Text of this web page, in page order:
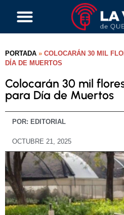
PORTADA » COLOCARÁN 30 MIL
DÍA DE MUERTOS
Colocarán 30 mil
para Día de Muertos
POR: EDITORIAL
OCTUBRE 21, 2025